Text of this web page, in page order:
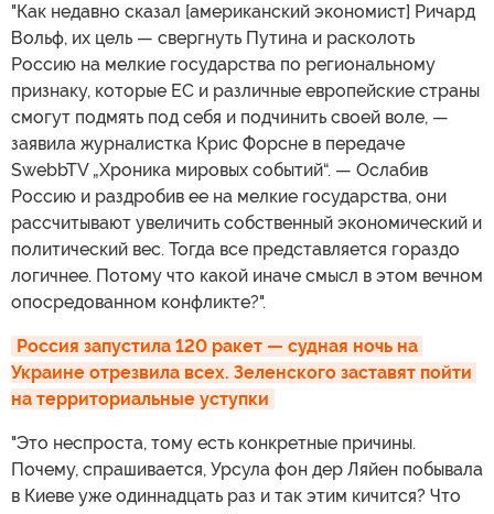
"Как недавно сказал [американский экономист] Ричард
Вольф, их цель — свергнуть Путина и расколоть
Россию на мелкие государства по региональному
признаку, которые ЕС и различные европейские страны
смогут подмять под себя и подчинить своей воле, —
заявила журналистка Крис Форсне в передаче
SwebbTV „Хроника мировых событий“. — Ослабив
Россию и раздробив ее на мелкие государства, они
рассчитывают увеличить собственный экономический и
политический вес. Тогда все представляется гораздо
логичнее. Потому что какой иначе смысл в этом вечном
опосредованном конфликте?".
Россия запустила 120 ракет — судная ночь на
Украине отрезвила всех. Зеленского заставят пойти
на территориальные уступки
"Это неспроста, тому есть конкретные причины.
Почему, спрашивается, Урсула фон дер Ляйен побывала
в Киеве уже одиннадцать раз и так этим кичится? Что